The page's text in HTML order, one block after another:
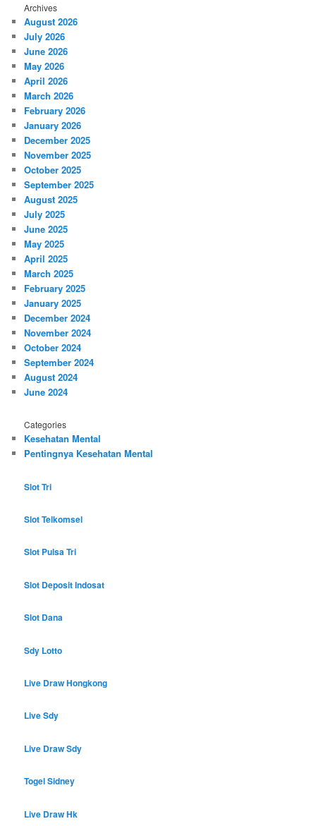
Archives
August 2026
July 2026
June 2026
May 2026
April 2026
March 2026
February 2026
January 2026
December 2025
November 2025
October 2025
September 2025
August 2025
July 2025
June 2025
May 2025
April 2025
March 2025
February 2025
January 2025
December 2024
November 2024
October 2024
September 2024
August 2024
June 2024
Categories
Kesehatan Mental
Pentingnya Kesehatan Mental
Slot Tri
Slot Telkomsel
Slot Pulsa Tri
Slot Deposit Indosat
Slot Dana
Sdy Lotto
Live Draw Hongkong
Live Sdy
Live Draw Sdy
Togel Sidney
Live Draw Hk